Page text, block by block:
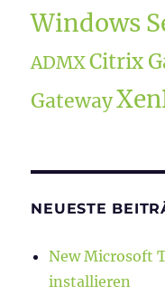
Windows
ADMXCitrix
Gateway
NEUESTE
New Microsoft
installieren